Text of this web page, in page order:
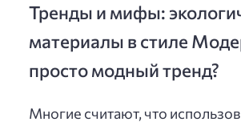
Тренды и мифы:
материалы в стиле
просто модный тренд?
Многие считают, что